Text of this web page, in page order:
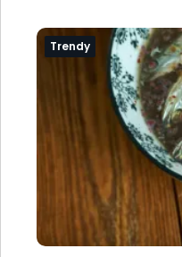
Trendy